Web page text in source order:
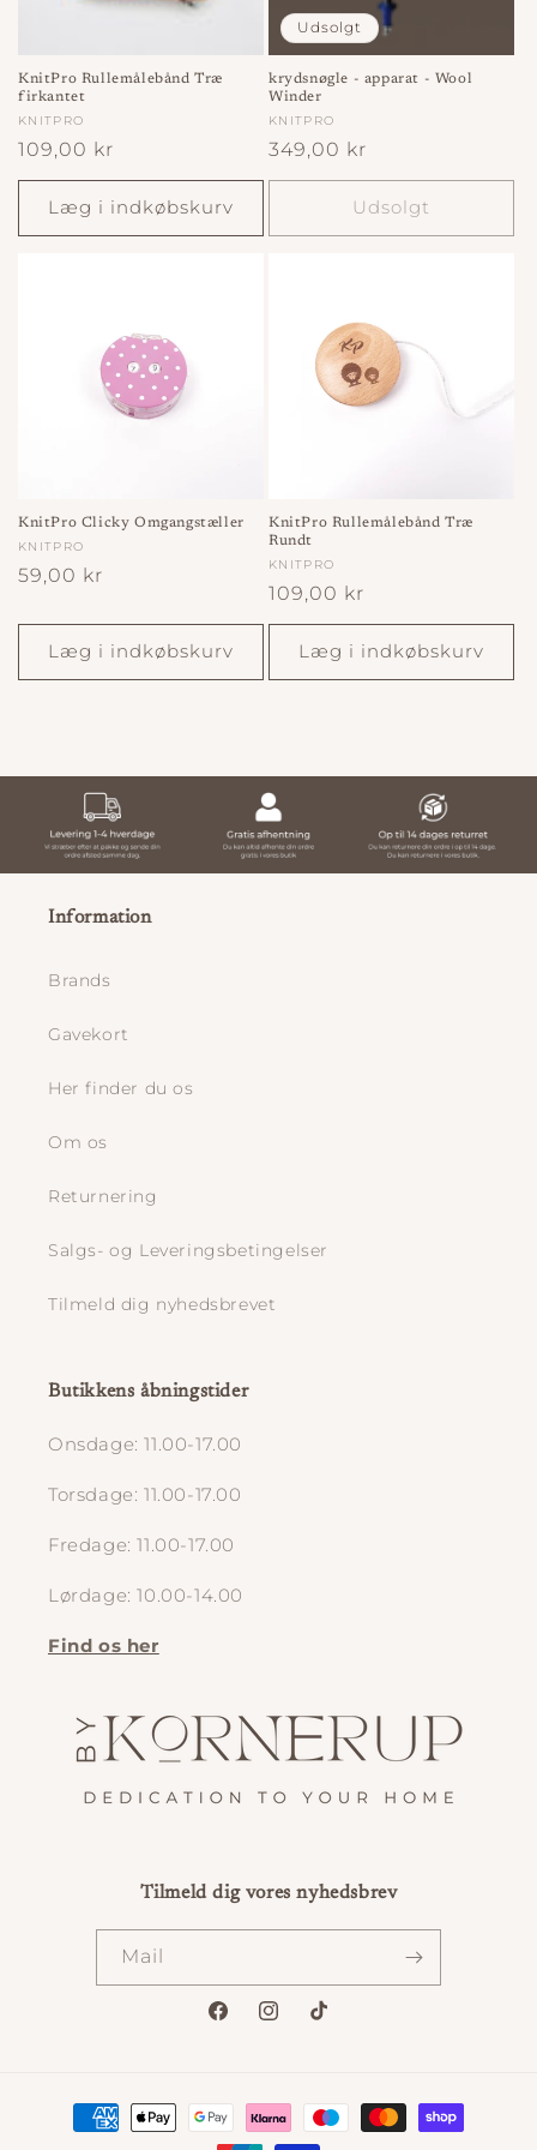
n
:
KnitPro Rullemålebånd Træ
firkantet
Forhandler:
KNITPRO
Normalpris
109,00 kr
Læg i indkøbskurv
Udsolgt
krydsnøgle - apparat - Wool
Winder
Forhandler:
KNITPRO
Normalpris
349,00 kr
Udsolgt
KnitPro Clicky Omgangstæller
Forhandler:
KNITPRO
Normalpris
59,00 kr
Læg i indkøbskurv
KnitPro Rullemålebånd Træ
Rundt
Forhandler:
KNITPRO
Normalpris
109,00 kr
Læg i indkøbskurv
Information
Brands
Gavekort
Her finder du os
Om os
Returnering
Salgs- og Leveringsbetingelser
Tilmeld dig nyhedsbrevet
Butikkens åbningstider
Onsdage: 11.00-17.00
Torsdage: 11.00-17.00
Fredage: 11.00-17.00
Lørdage: 10.00-14.00
Find os her
Tilmeld dig vores nyhedsbrev
Mail
FacebookInstagram
TikTok
Betalingsmetoder